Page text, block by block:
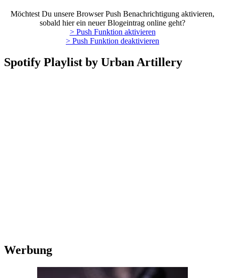
Möchtest Du unsere Browser Push Benachrichtigung aktivieren,
sobald hier ein neuer Blogeintrag online geht?
> Push Funktion aktivieren
> Push Funktion deaktivieren
Spotify Playlist by Urban Artillery
Werbung